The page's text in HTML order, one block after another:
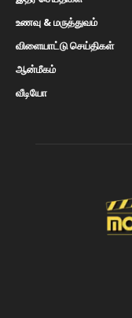
உணவு & மருத்துவம்
விளையாட்டு செய்திகள்
ஆன்மீகம்
வீடியோ